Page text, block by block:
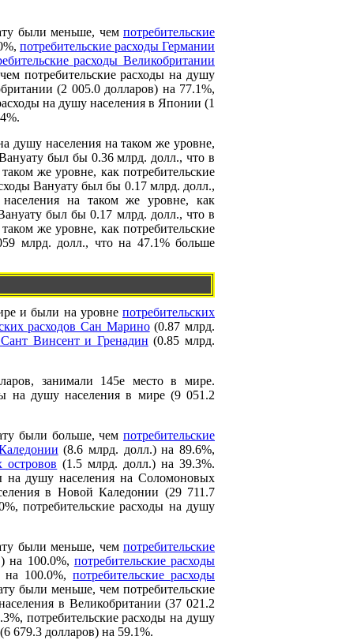
были меньше, чем потребительские
потребительские расходы Германии
расходы Великобритании
потребительские расходы на душу
(2 005.0 долларов) на 77.1%,
на душу населения в Японии (1
душу населения на таком же уровне,
был бы 0.36 млрд. долл., что в
же уровне, как потребительские
Вануату был бы 0.17 млрд. долл.,
на таком же уровне, как
был бы 0.17 млрд. долл., что в
же уровне, как потребительские
млрд. долл., что на 47.1% больше
и были на уровнепотребительских
расходов Сан Марино(0.87 млрд.
Сант Винсент и Гренадин (0.85 млрд.
занимали 145е место в мире.
на душу населения в мире (9 051.2
были больше, чем потребительские
(8.6 млрд. долл.) на 89.6%,
островов (1.5 млрд. долл.) на 39.3%.
на душу населения на Соломоновых
в Новой Каледонии (29 711.7
потребительские расходы на душу
были меньше, чем потребительские
на 100.0%, потребительские расходы
на 100.0%,потребительские расходы
были меньше, чем потребительские
в Великобритании (37 021.2
потребительские расходы на душу
679.3 долларов) на 59.1%.